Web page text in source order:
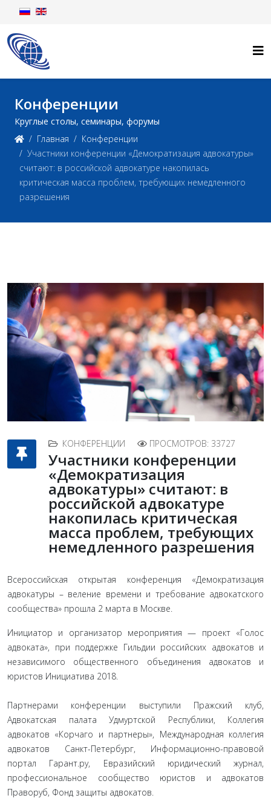
Конференции
Круглые столы, семинары, форумы
Главная
Конференции
Участники конференции «Демократизация адвокатуры»
считают: в российской адвокатуре накопилась
критическая масса проблем, требующих немедленного
разрешения
КОНФЕРЕНЦИИ ПРОСМОТРОВ: 33727
Участники конференции
«Демократизация
адвокатуры» считают: в
российской адвокатуре
накопилась критическая
масса проблем, требующих
немедленного разрешения
Всероссийская открытая конференция «Демократизация
адвокатуры – веление времени и требование адвокатского
сообщества» прошла 2 марта в Москве.
Инициатор и организатор мероприятия — проект «Голос
адвоката», при поддержке Гильдии российских адвокатов и
независимого общественного объединения адвокатов и
юристов Инициатива 2018.
Партнерами конференции выступили Пражский клуб,
Адвокатская палата Удмуртской Республики, Коллегия
адвокатов «Корчаго и партнеры», Международная коллегия
адвокатов Санкт-Петербург, Информационно-правовой
портал Гарант.ру, Евразийский юридический журнал,
профессиональное сообщество юристов и адвокатов
Праворуб, Фонд защиты адвокатов.